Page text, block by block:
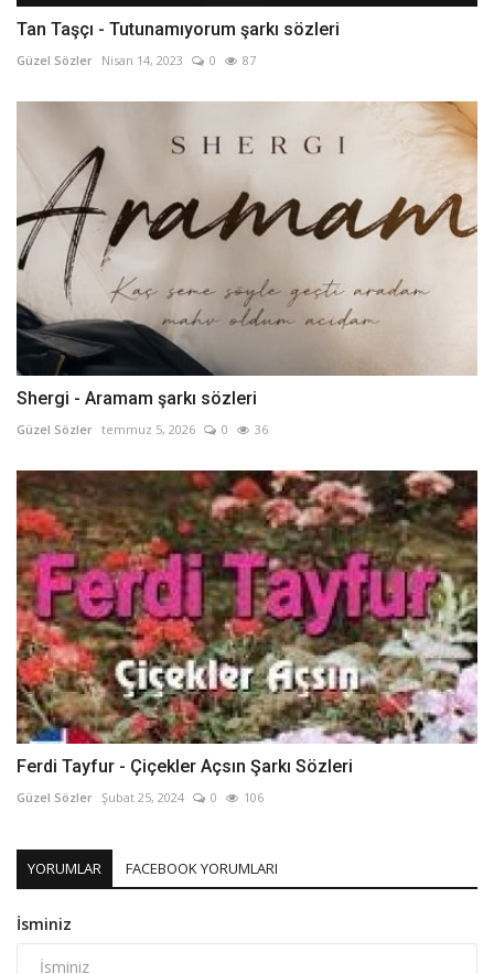
Tan Taşçı - Tutunamıyorum şarkı sözleri
Güzel Sözler Nisan 14, 2023 0 87
Shergi - Aramam şarkı sözleri
Güzel Sözler temmuz 5, 2026 0 36
Ferdi Tayfur - Çiçekler Açsın Şarkı Sözleri
Güzel Sözler Şubat 25, 2024 0 106
YORUMLAR FACEBOOK YORUMLARI
İsminiz